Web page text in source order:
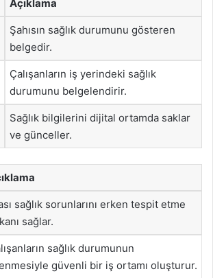
Açıklama
Şahısın sağlık durumunu gösteren
belgedir.
Çalışanların iş yerindeki sağlık
durumunu belgelendirir.
Sağlık bilgilerini dijital ortamda saklar
ve günceller.
sağlık sorunlarını erken tespit etme
sağlar.
sağlık durumunun
güvenli bir iş ortamı oluşturur.